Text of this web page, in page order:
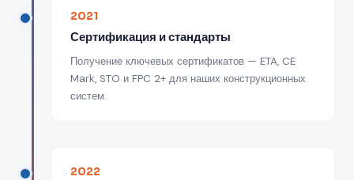
2021
Сертификация и стандарты
Получение ключевых сертификатов — ETA, CE
Mark, STO и FPC 2+ для наших конструкционных
систем.
2022